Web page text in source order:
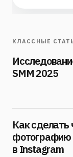
КЛАССНЫЕ
SMM 2025
Как сделать
фотографию
в Instagram